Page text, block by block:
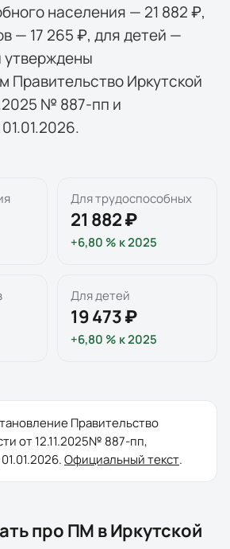
населения — 21 882 ₽,
— 17 265 ₽, для детей —
Правительство Иркутской
№ 887-пп и
Для трудоспособных
21 882 ₽
+6,80 % к2025
Для детей
19 473 ₽
+6,80 % к2025
Правительство
от12.11.2025№ 887-пп,
01.01.2026.Официальный текст.
про ПМ вИркутской